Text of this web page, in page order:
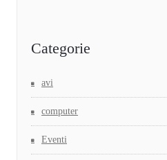
Categorie
avi
computer
Eventi